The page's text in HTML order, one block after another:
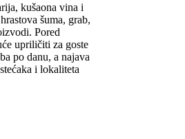
kušaona vina i
šuma, grab,
Pored
upriličiti za goste
po danu, a najava
i lokaliteta